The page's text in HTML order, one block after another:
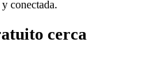
conectada.
cerca